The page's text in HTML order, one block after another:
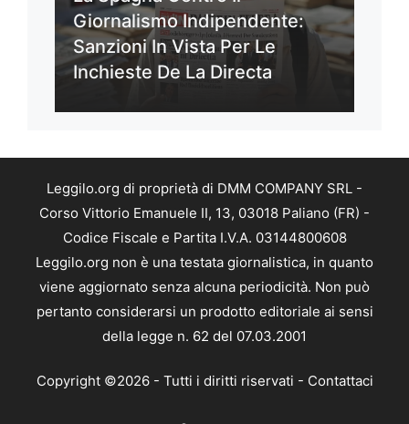
Giornalismo Indipendente:
Sanzioni In Vista Per Le
Inchieste De La Directa
Leggilo.org di proprietà di DMM COMPANY SRL -
Corso Vittorio Emanuele II, 13, 03018 Paliano (FR) -
Codice Fiscale e Partita I.V.A. 03144800608
Leggilo.org non è una testata giornalistica, in quanto
viene aggiornato senza alcuna periodicità. Non può
pertanto considerarsi un prodotto editoriale ai sensi
della legge n. 62 del 07.03.2001
Copyright ©2026 - Tutti i diritti riservati - Contattaci